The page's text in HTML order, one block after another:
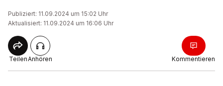
Publiziert: 11.09.2024 um 15:02 Uhr
Aktualisiert: 11.09.2024 um 16:06 Uhr
TeilenAnhören Kommentieren